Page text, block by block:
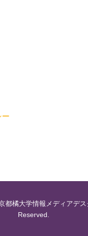
ー
都橘大学情報メディアデ
Reserved.